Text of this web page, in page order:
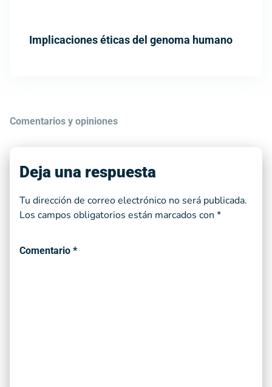
Implicaciones éticas del genoma humano
Comentarios y opiniones
Deja una respuesta
Tu dirección de correo electrónico no será publicada.
Los campos obligatorios están marcados con *
Comentario *